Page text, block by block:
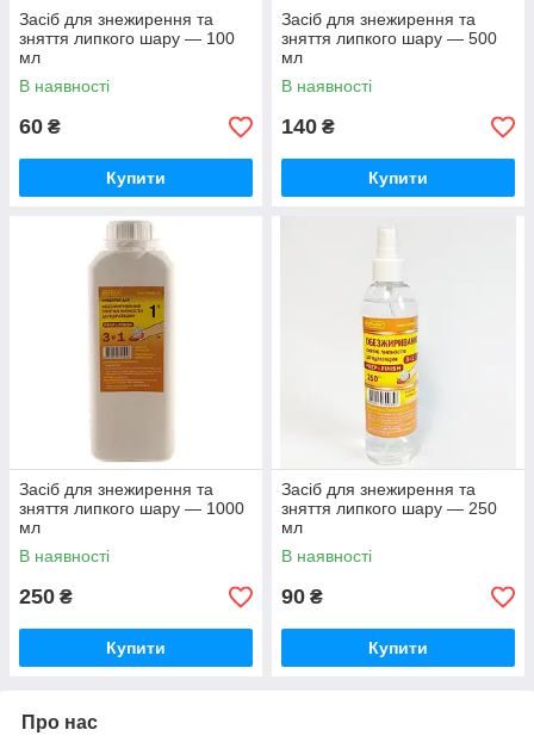
Засіб для знежирення та
зняття липкого шару — 100
мл
В наявності
60 ₴
Купити
Засіб для знежирення та
зняття липкого шару — 500
мл
В наявності
140 ₴
Купити
Засіб для знежирення та
зняття липкого шару — 1000
мл
В наявності
250 ₴
Купити
Засіб для знежирення та
зняття липкого шару — 250
мл
В наявності
90 ₴
Купити
Про нас